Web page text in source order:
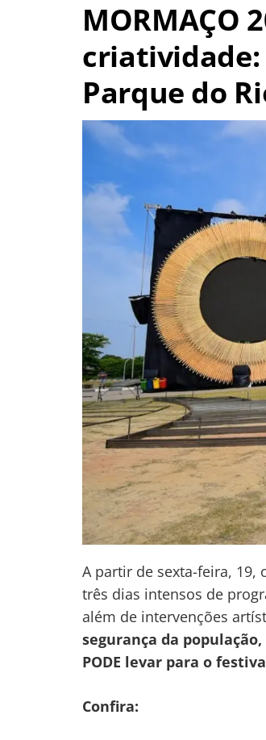
MORMAÇO
Parque do
A partir de sexta-feira, 19,
três dias intensos de
além de intervenções
segurança da
PODE levar para o
Confira: